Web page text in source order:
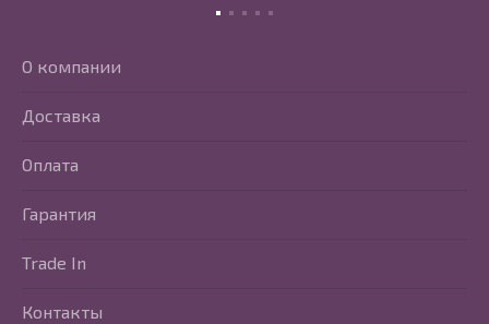
О компании
Доставка
Оплата
Гарантия
Trade In
Контакты